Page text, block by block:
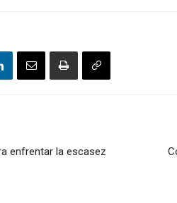
enfrentar la escasez